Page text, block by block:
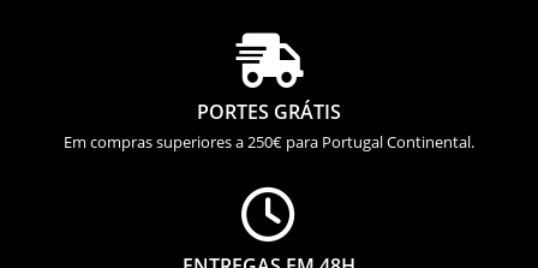

PORTES GRÁTIS
Em compras superiores a 250€ para Portugal Continental.
